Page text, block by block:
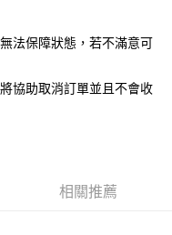
信託商業銀行
商業銀行
法保障狀態，若不滿意可
協助取消訂單並且不會收
相關推薦